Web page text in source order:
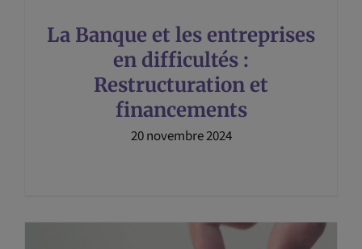
La Banque et les entreprises
en difficultés :
Restructuration et
financements
20 novembre 2024